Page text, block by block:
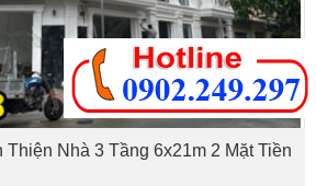
Nhà 3 Tầng 6x21m 2 Mặt Tiền